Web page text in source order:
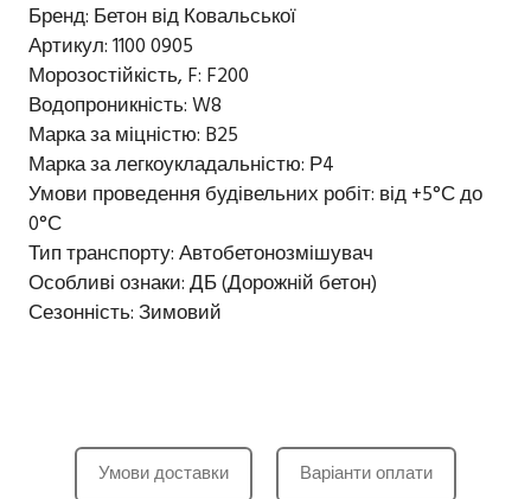
Бренд: Бетон від Ковальської
Артикул: 1100 0905
Морозостійкість, F: F200
Водопроникність: W8
Марка за міцністю: B25
Марка за легкоукладальністю: Р4
Умови проведення будівельних робіт: від +5°С до
0°С
Тип транспорту: Автобетонозмішувач
Особливі ознаки: ДБ (Дорожній бетон)
Сезонність: Зимовий
Умови доставки Варіанти оплати